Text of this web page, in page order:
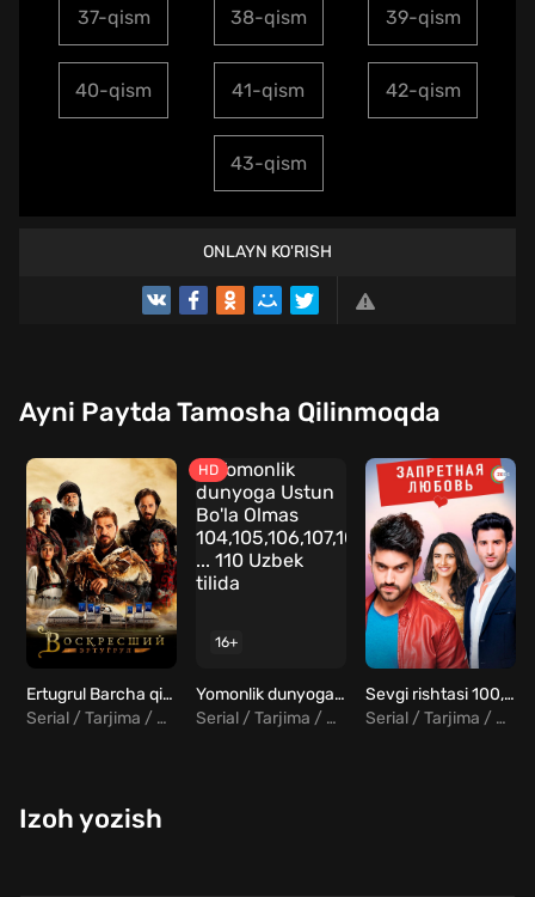
37-qism 38-qism 39-qism
40-qism 41-qism 42-qism
43-qism
ONLAYN KO'RISH
Ayni Paytda Tamosha Qilinmoqda
Ertugrul Barcha qismlar Uzbek tilida
Serial / Tarjima / Jangari / Drama / Tarixiy / Sarguzasht / Turk
HD
16+
Yomonlik dunyoga Ustun Bo'la Olmas 104,105,106,107,108 ... 110 Uzbek tilida
Serial / Tarjima / Jangari / Drama / Turk
Sevgi rishtasi 100, 101, 102, 103, 104, 105, 106, 107, 108, 109, 110 qismlar Uzbek tilida Hind serial
Serial / Tarjima / Drama / Hind
Izoh yozish